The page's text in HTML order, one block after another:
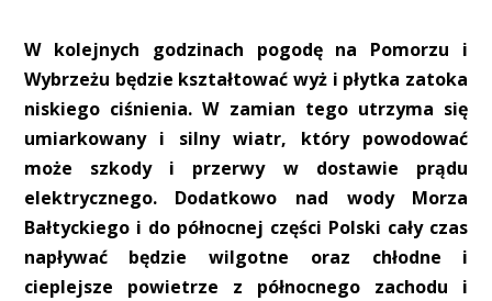
W kolejnych godzinach pogodę na Pomorzu i
Wybrzeżu będzie kształtować wyż i płytka zatoka
niskiego ciśnienia. W zamian tego utrzyma się
umiarkowany i silny wiatr, który powodować
może szkody i przerwy w dostawie prądu
elektrycznego. Dodatkowo nad wody Morza
Bałtyckiego i do północnej części Polski cały czas
napływać będzie wilgotne oraz chłodne i
cieplejsze powietrze z północnego zachodu i